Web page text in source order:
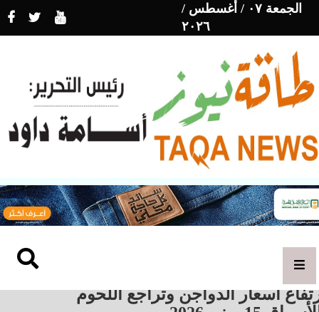
الجمعة ٠٧ / أغسطس /
٢٠٢٦
أسعار الدواجن وتراجع اللحوم